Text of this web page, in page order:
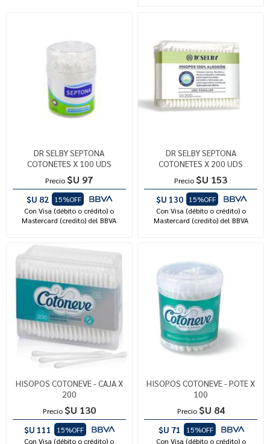
DR SELBY SEPTONA
COTONETES X 100 UDS
Precio $U 97
$U 82
15%OFF
Con Visa (débito o crédito) o
Mastercard (credito) del BBVA
DR SELBY SEPTONA
COTONETES X 200 UDS
Precio $U 153
$U 130
15%OFF
Con Visa (débito o crédito) o
Mastercard (credito) del BBVA
HISOPOS COTONEVE - CAJA X
200
Precio $U 130
$U 111
15%OFF
Con Visa (débito o crédito) o
HISOPOS COTONEVE - POTE X
100
Precio $U 84
$U 71
15%OFF
Con Visa (débito o crédito) o